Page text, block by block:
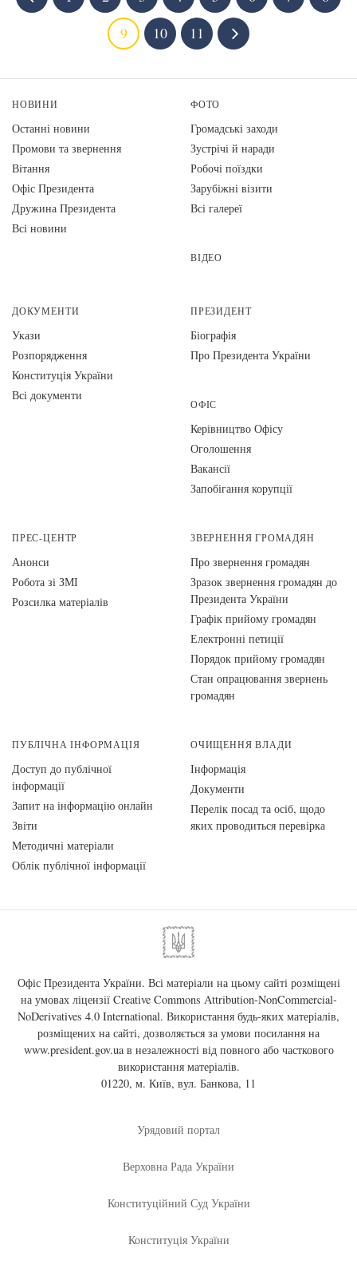
9
10 11
НОВИНИ
Останні новини
Промови та звернення
Вiтання
Офіс Президента
Дружина Президента
Всі новини
ФОТО
Громадські заходи
Зустрічі й наради
Робочі поїздки
Зарубіжні візити
Всі галереї
ВІДЕО
ДОКУМЕНТИ
Укази
Розпорядження
Конституція України
Всі документи
ПРЕЗИДЕНТ
Біографія
Про Президента України
ОФІС
Керівництво Офісу
Оголошення
Вакансії
Запобігання корупції
ПРЕС-ЦЕНТР
Анонси
Робота зі ЗМІ
Розсилка матеріалів
ЗВЕРНЕННЯ ГРОМАДЯН
Про звернення громадян
Зразок звернення громадян до
Президента України
Графік прийому громадян
Електронні петиції
Порядок прийому громадян
Стан опрацювання звернень
громадян
ПУБЛІЧНА ІНФОРМАЦІЯ
Доступ до публічної
інформації
Запит на інформацію онлайн
Звіти
Методичні матеріали
Облік публічної інформації
ОЧИЩЕННЯ ВЛАДИ
Інформація
Документи
Перелік посад та осіб, щодо
яких проводиться перевірка
Офіс Президента України. Всі матеріали на цьому сайті розміщені
на умовах ліцензії Creative Commons Attribution-NonCommercial-
NoDerivatives 4.0 International. Використання будь-яких матеріалів,
розміщених на сайті, дозволяється за умови посилання на
www.president.gov.uaв незалежності від повного або часткового
використання матеріалів.
01220, м. Київ, вул. Банкова, 11
Урядовий портал
Верховна Рада України
Конституційний Суд України
Конституція України